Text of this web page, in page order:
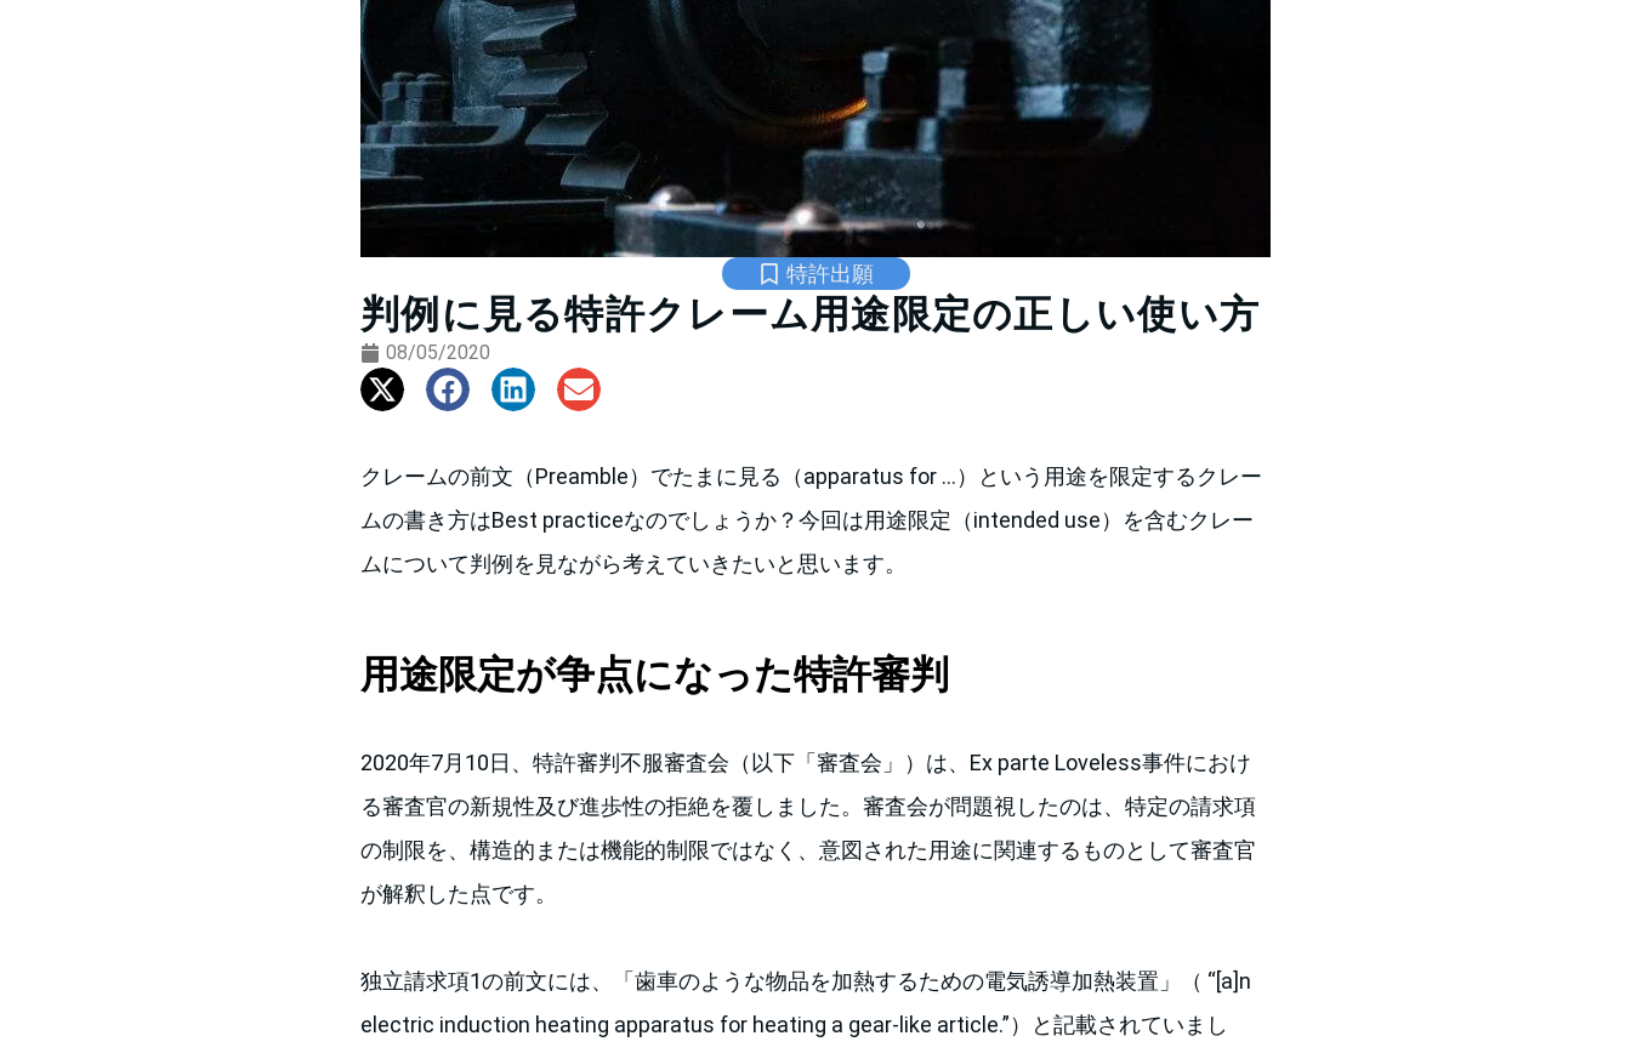
特許出願
判例に見る特許クレーム用途限定の正しい使い方
08/05/2020
クレームの前文（Preamble）でたまに見る（apparatus for …）という用途を限定するクレー
ムの書き方はBest practiceなのでしょうか？今回は用途限定（intended use）を含むクレー
ムについて判例を見ながら考えていきたいと思います。
用途限定が争点になった特許審判
2020年7月10日、特許審判不服審査会（以下「審査会」）は、Ex parte Loveless事件におけ
る審査官の新規性及び進歩性の拒絶を覆しました。審査会が問題視したのは、特定の請求項
の制限を、構造的または機能的制限ではなく、意図された用途に関連するものとして審査官
が解釈した点です。
独立請求項1の前文には、「歯車のような物品を加熱するための電気誘導加熱装置」（ “[a]n
electric induction heating apparatus for heating a gear-like article.”）と記載されていまし